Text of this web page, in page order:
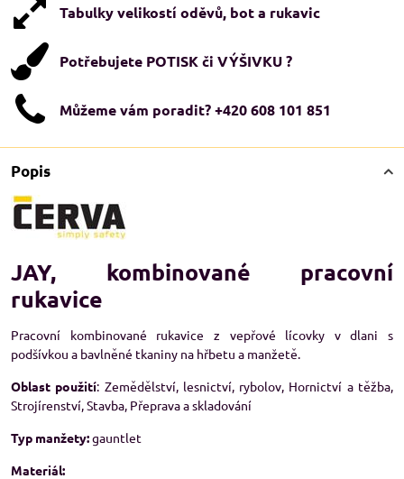
Tabulky velikostí oděvů, bot a rukavic
Potřebujete POTISK či VÝŠIVKU ?
Můžeme vám poradit? +420 608 101 851
Popis
JAY, kombinované pracovní
rukavice
Pracovní kombinované rukavice z vepřové lícovky v dlani s
podšívkou a bavlněné tkaniny na hřbetu a manžetě.
Oblast použití: Zemědělství, lesnictví, rybolov, Hornictví a těžba,
Strojírenství, Stavba, Přeprava a skladování
Typ manžety:gauntlet
Materiál: